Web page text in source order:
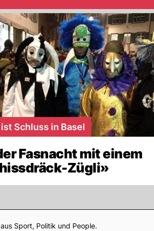
ist Schluss in Basel
Fasnacht mit einem
Zügli»
Sport, Politik und People.